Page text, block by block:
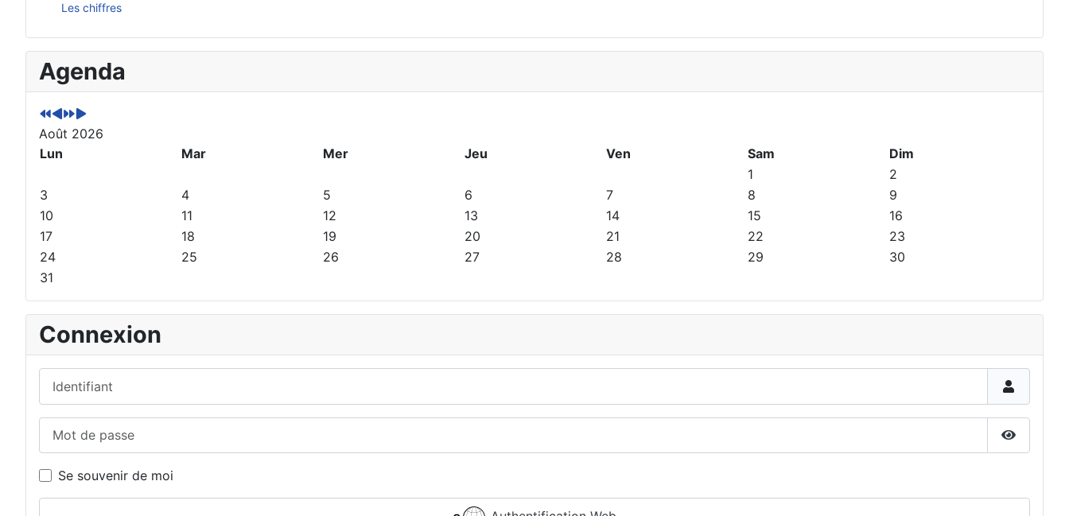
Les chiffres
Agenda
A
n
n
é
e
p
é
é
d
e
n
t
M
o
i
s
p
r
n
t
A
n
n
é
e
M
o
i
s
s
Août 2026
Lun
Mar Mer Jeu Ven Sam
Dim
1
2
3
4 5 6 7 8
9
10
11 12 13 14 15
16
17
18 19 20 21 22
23
24
25 26 27 28 29
30
31
Connexion
Afficher
Se souvenir de moi